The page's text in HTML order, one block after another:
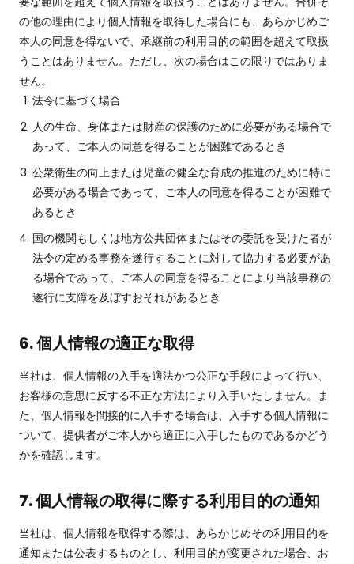
の他の理由により個人情報を取得した場合にも、あらかじめご
本人の同意を得ないで、承継前の利用目的の範囲を超えて取扱
うことはありません。ただし、次の場合はこの限りではありま
せん。
法令に基づく場合
人の生命、身体または財産の保護のために必要がある場合で
あって、ご本人の同意を得ることが困難であるとき
公衆衛生の向上または児童の健全な育成の推進のために特に
必要がある場合であって、ご本人の同意を得ることが困難で
あるとき
国の機関もしくは地方公共団体またはその委託を受けた者が
法令の定める事務を遂行することに対して協力する必要があ
る場合であって、ご本人の同意を得ることにより当該事務の
遂行に支障を及ぼすおそれがあるとき
6. 個人情報の適正な取得
当社は、個人情報の入手を適法かつ公正な手段によって行い、
お客様の意思に反する不正な方法により入手いたしません。ま
た、個人情報を間接的に入手する場合は、入手する個人情報に
ついて、提供者がご本人から適正に入手したものであるかどう
かを確認します。
7. 個人情報の取得に際する利用目的の通知
当社は、個人情報を取得する際は、あらかじめその利用目的を
通知または公表するものとし、利用目的が変更された場合、お